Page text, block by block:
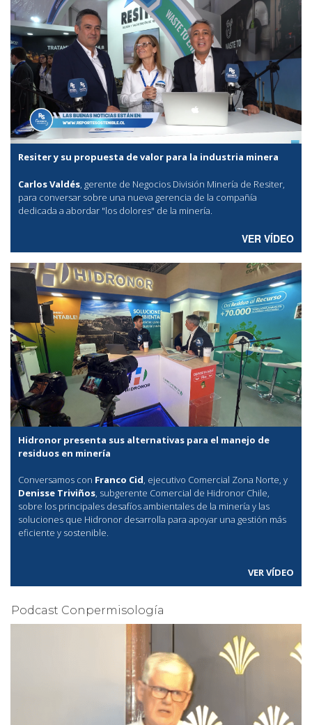
Resiter y su propuesta de valor para la industria minera
Carlos Valdés, gerente de Negocios División Minería de Resiter,
para conversar sobre una nueva gerencia de la compañía
dedicada a abordar "los dolores" de la minería.
VER VÍDEO
Hidronor presenta sus alternativas para el manejo de
residuos en minería
Conversamos con Franco Cid, ejecutivo Comercial Zona Norte, y
Denisse Triviños, subgerente Comercial de Hidronor Chile,
sobre los principales desafíos ambientales de la minería y las
soluciones que Hidronor desarrolla para apoyar una gestión más
eficiente y sostenible.
VER VÍDEO
Podcast Conpermisología